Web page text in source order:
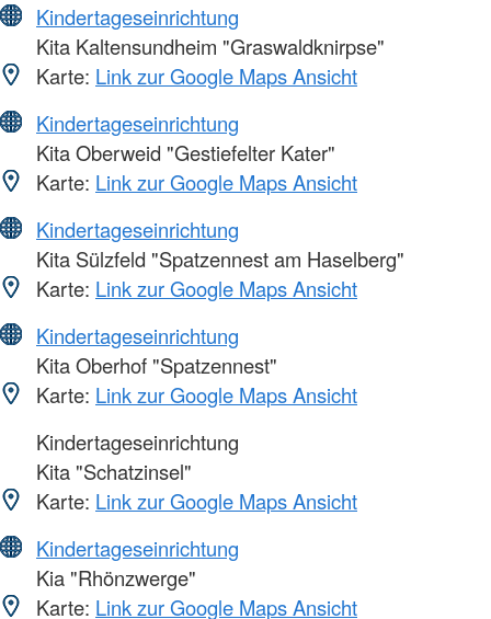
Kindertageseinrichtung
Kita Kaltensundheim "Graswaldknirpse"
Karte: Link zur Google Maps Ansicht
Kindertageseinrichtung
Kita Oberweid "Gestiefelter Kater"
Karte: Link zur Google Maps Ansicht
Kindertageseinrichtung
Kita Sülzfeld "Spatzennest am Haselberg"
Karte: Link zur Google Maps Ansicht
Kindertageseinrichtung
Kita Oberhof "Spatzennest"
Karte: Link zur Google Maps Ansicht
Kindertageseinrichtung
Kita "Schatzinsel"
Karte: Link zur Google Maps Ansicht
Kindertageseinrichtung
Kia "Rhönzwerge"
Karte: Link zur Google Maps Ansicht